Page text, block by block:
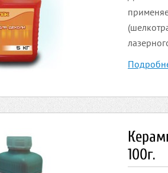
100г.